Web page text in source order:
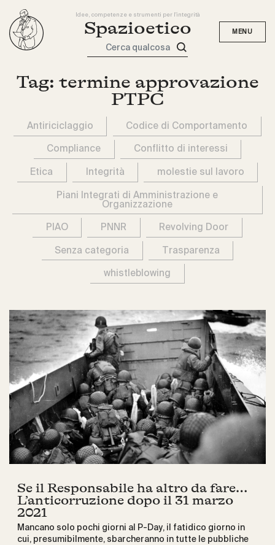
Idee, competenze e strumenti per l'integrità
Spazioetico
Cerca qualcosa
Tag: termine approvazione
PTPC
Antiriciclaggio Codice di Comportamento
Compliance Conflitto di interessi
Etica Integrità molestie sul lavoro
Piani Integrati di Amministrazione e
Organizzazione
PIAO PNNR Revolving Door
Senza categoria Trasparenza
whistleblowing
Se il Responsabile ha altro da fare…
L’anticorruzione dopo il 31 marzo
2021
Mancano solo pochi giorni al P-Day, il fatidico giorno in
cui, presumibilmente, sbarcheranno in tutte le pubbliche